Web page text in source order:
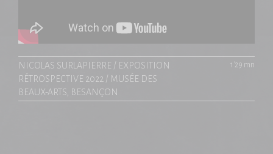
NICOLAS SURLAPIERRE / EXPOSITION
RÉTROSPECTIVE 2022 / MUSÉE DES
BEAUX-ARTS, BESANÇON
1'29 mn